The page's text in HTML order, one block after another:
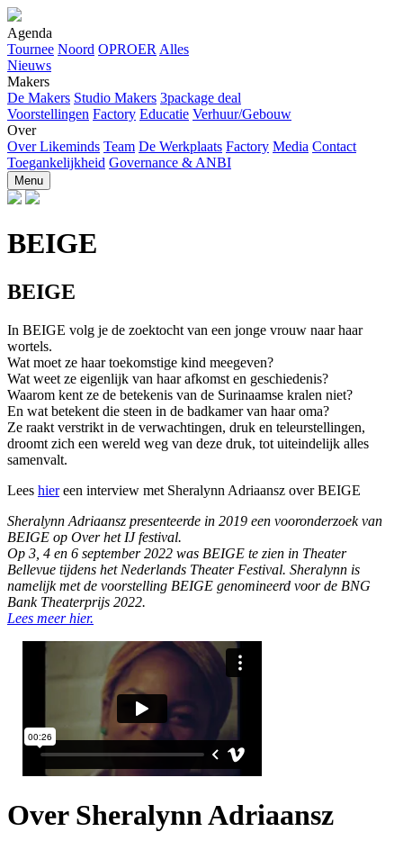
Agenda
Tournee Noord OPROER Alles
Nieuws
Makers
De Makers Studio Makers 3package deal
Voorstellingen Factory Educatie Verhuur/Gebouw
Over
Over Likeminds Team De Werkplaats Factory Media Contact
Toegankelijkheid Governance & ANBI
Menu
BEIGE
BEIGE
In BEIGE volg je de zoektocht van een jonge vrouw naar haar
wortels.
Wat moet ze haar toekomstige kind meegeven?
Wat weet ze eigenlijk van haar afkomst en geschiedenis?
Waarom kent ze de betekenis van de Surinaamse kralen niet?
En wat betekent die steen in de badkamer van haar oma?
Ze raakt verstrikt in de verwachtingen, druk en teleurstellingen,
droomt zich een wereld weg van deze druk, tot uiteindelijk alles
samenvalt.
Lees hiereen interview met Sheralynn Adriaansz over BEIGE
Sheralynn Adriaansz presenteerde in 2019 een vooronderzoek van
BEIGE op Over het IJ festival.
Op 3, 4 en 6 september 2022 was BEIGE te zien in Theater
Bellevue tijdens het Nederlands Theater Festival. Sheralynn is
namelijk met de voorstelling BEIGE genomineerd voor de BNG
Bank Theaterprijs 2022.
Lees meer hier.
Over Sheralynn Adriaansz